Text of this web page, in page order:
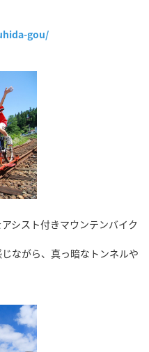
gou/
シスト付きマウンテンバイク
ながら、真っ暗なトンネルや